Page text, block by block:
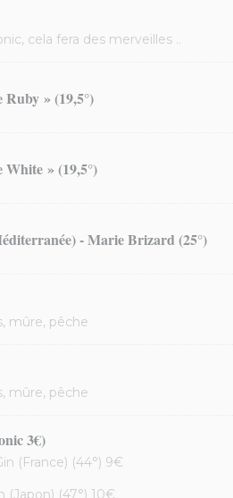
cela fera des merveilles ..
» (19,5°)
» (19,5°)
- Marie Brizard (25°)
mûre, pêche
mûre, pêche
3€)
(France) (44°) 9€
(Japon) (47°) 10€